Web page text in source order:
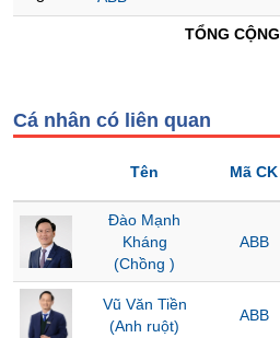
Tài
chính
tích
kỹ
thuật
Hồ
doanh
TỔNG CỘNG
Cá nhân có liên quan
Tên Mã CK
Đào Mạnh
Kháng
(Chồng )
ABB
Vũ Văn Tiền
(Anh ruột)
ABB
VS-
NGUYÊN
VẬT